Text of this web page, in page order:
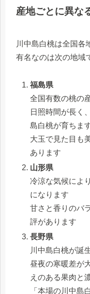
産地ごとに異な
川中島白桃は全国各
有名なのは次の地域
福島県
全国有数の桃の
日照時間が長く
島白桃が育ちま
大玉で見た目も
あります
山形県
冷涼な気候によ
になります
甘さと香りのバ
評があります
長野県
川中島白桃が誕
昼夜の寒暖差が
えのある果肉と
「本場の川中島